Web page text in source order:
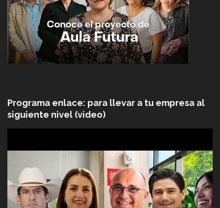
Programa enlace: para llevar a tu empresa al
siguiente nivel (video)